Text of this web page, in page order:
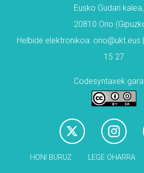
Eusko Gudari
20810 Orio
Helbide elektronikoa: orio@ukt.eus
15 27
Codesyntaxek
HONI BURUZ LEGE OHARRA